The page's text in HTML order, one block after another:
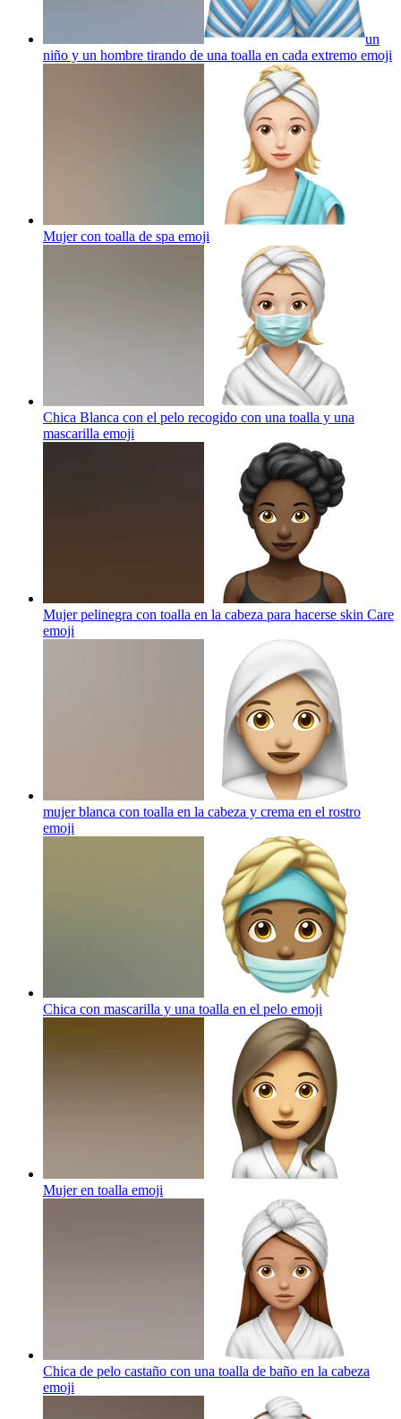
un
niño y un hombre tirando de una toalla en cada extremo emoji
Mujer con toalla de spa emoji
Chica Blanca con el pelo recogido con una toalla y una
mascarilla emoji
Mujer pelinegra con toalla en la cabeza para hacerse skin Care
emoji
mujer blanca con toalla en la cabeza y crema en el rostro
emoji
Chica con mascarilla y una toalla en el pelo emoji
Mujer en toalla emoji
Chica de pelo castaño con una toalla de baño en la cabeza
emoji